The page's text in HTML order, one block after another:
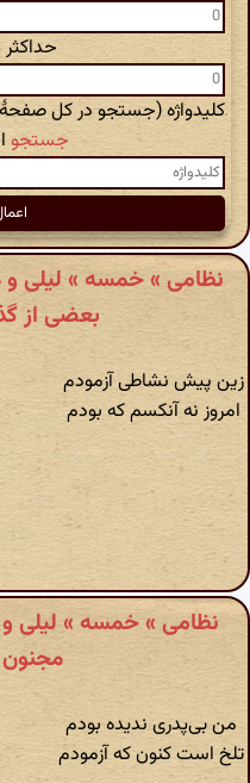
حداکثر
کلیدواژه (جستجو در کل
جستجو
بعضی از
زین پیش نشاطی آزمودم
امروز نه آنکسم که بودم
مجنون
من بی‌پدری ندیده بودم
تلخ است کنون که آزمودم